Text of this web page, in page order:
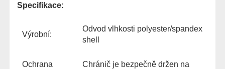
Specifikace:
Výrobní:
Odvod vlhkosti polyester/spandex
shell
Ochrana
Chránič je bezpečně držen na